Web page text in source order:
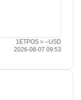
1ETPOS = --USD
2026-08-07 09:53